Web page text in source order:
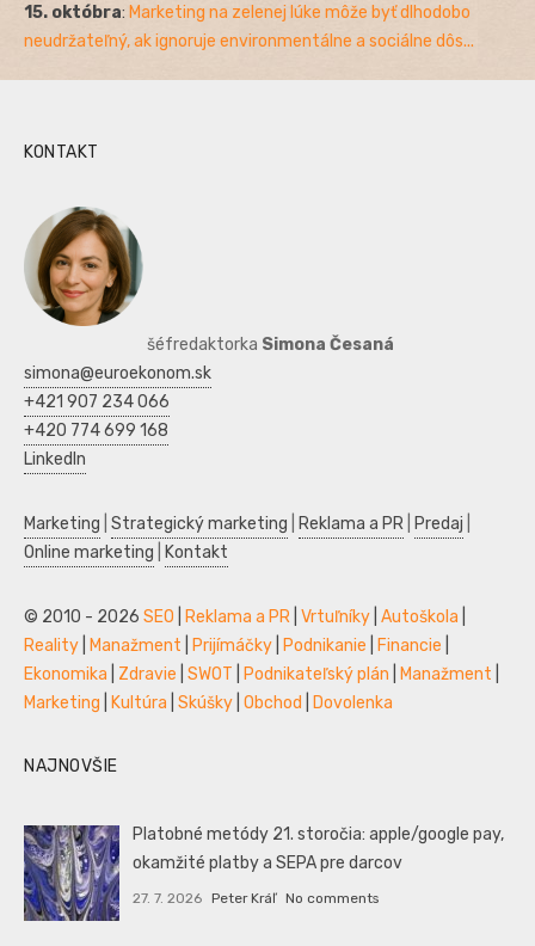
15. októbra: Marketing na zelenej lúke môže byť dlhodobo
neudržateľný, ak ignoruje environmentálne a sociálne dôs...
KONTAKT
šéfredaktorka Simona Česaná
simona@euroekonom.sk
+421 907 234 066
+420 774 699 168
LinkedIn
Marketing Strategický marketing Reklama a PR Predaj
Online marketing
Kontakt
© 2010 - 2026 SEO Reklama a PR Vrtuľníky Autoškola
Reality
Manažment Prijímáčky Podnikanie Financie
Ekonomika
Zdravie SWOT Podnikateľský plán Manažment
Marketing
Kultúra Skúšky Obchod Dovolenka
NAJNOVŠIE
Platobné metódy 21. storočia: apple/google pay,
okamžité platby a SEPA pre darcov
27. 7. 2026 Peter Kráľ No comments